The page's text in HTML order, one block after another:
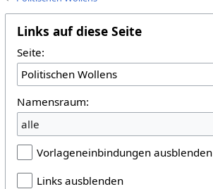
Links auf diese Seite
Seite:
Namensraum:
alle
Vorlageneinbindungen ausblenden
Links ausblenden